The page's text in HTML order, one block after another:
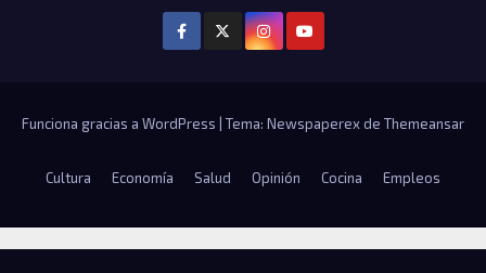
Funciona gracias a WordPress Tema: Newspaperex de Themeansar
Cultura Economía Salud Opinión Cocina Empleos